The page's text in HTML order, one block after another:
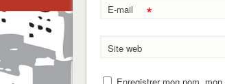
E-mail *
Site web